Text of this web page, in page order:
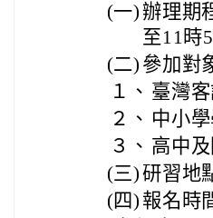
(一)辦理期
至11時
(二) 參加對
１、 臺灣
２、 中小
３、 高中
(三)研習地
(四) 報名時